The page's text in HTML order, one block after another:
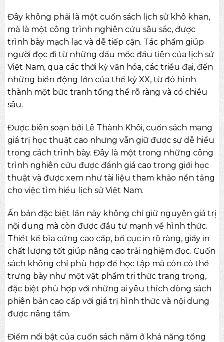
Đây không phải là một cuốn sách lịch sử khô khan,
mà là một công trình nghiên cứu sâu sắc, được
trình bày mạch lạc và dễ tiếp cận. Tác phẩm giúp
người đọc đi từ những dấu mốc đầu tiên của lịch sử
Việt Nam, qua các thời kỳ văn hóa, các triều đại, đến
những biến động lớn của thế kỷ XX, từ đó hình
thành một bức tranh tổng thể rõ ràng và có chiều
sâu.
Được biên soạn bởi Lê Thành Khôi, cuốn sách mang
giá trị học thuật cao nhưng vẫn giữ được sự dễ hiểu
trong cách trình bày. Đây là một trong những công
trình nghiên cứu được đánh giá cao trong giới học
thuật và được xem như tài liệu tham khảo nền tảng
cho việc tìm hiểu lịch sử Việt Nam.
Ấn bản đặc biệt lần này không chỉ giữ nguyên giá trị
nội dung mà còn được đầu tư mạnh về hình thức.
Thiết kế bìa cứng cao cấp, bố cục in rõ ràng, giấy in
chất lượng tốt giúp nâng cao trải nghiệm đọc. Cuốn
sách không chỉ phù hợp để học tập mà còn có thể
trưng bày như một vật phẩm tri thức trang trọng,
đặc biệt phù hợp với những ai yêu thích dòng sách
phiên bản cao cấp với giá trị hình thức và nội dung
được nâng tầm.
Điểm nổi bật của cuốn sách nằm ở khả năng tổng